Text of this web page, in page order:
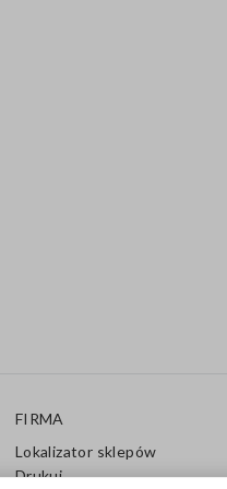
FIRMA
Lokalizator sklepów
Drukuj